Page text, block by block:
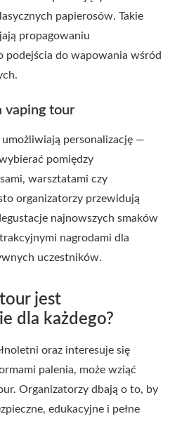
papierosów. Takie
propagowaniu
podejścia do wapowania wśród
vaping tour
personalizację —
pomiędzy
warsztatami czy
organizatorzy przewidują
najnowszych smaków
nagrodami dla
uczestników.
jest
dla każdego?
oraz interesuje się
palenia, może wziąć
Organizatorzy dbają o to, by
edukacyjne i pełne